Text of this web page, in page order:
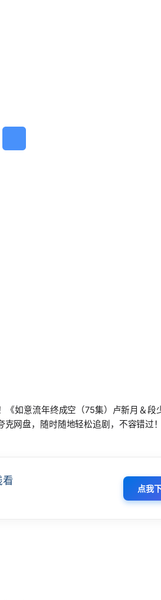
《如意流年终成空（75集）卢新月＆段
网盘，随时随地轻松追剧，不容错过
看
点我